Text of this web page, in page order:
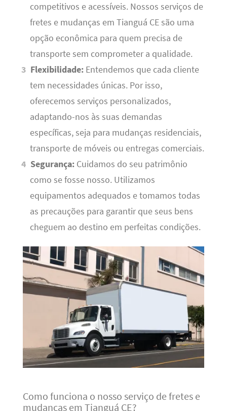
competitivos e acessíveis. Nossos serviços de
fretes e mudanças em Tianguá CE são uma
opção econômica para quem precisa de
transporte sem comprometer a qualidade.
Flexibilidade: Entendemos que cada cliente
tem necessidades únicas. Por isso,
oferecemos serviços personalizados,
adaptando-nos às suas demandas
específicas, seja para mudanças residenciais,
transporte de móveis ou entregas comerciais.
Segurança: Cuidamos do seu patrimônio
como se fosse nosso. Utilizamos
equipamentos adequados e tomamos todas
as precauções para garantir que seus bens
cheguem ao destino em perfeitas condições.
Como funciona o nosso serviço de fretes e
mudanças em Tianguá CE?